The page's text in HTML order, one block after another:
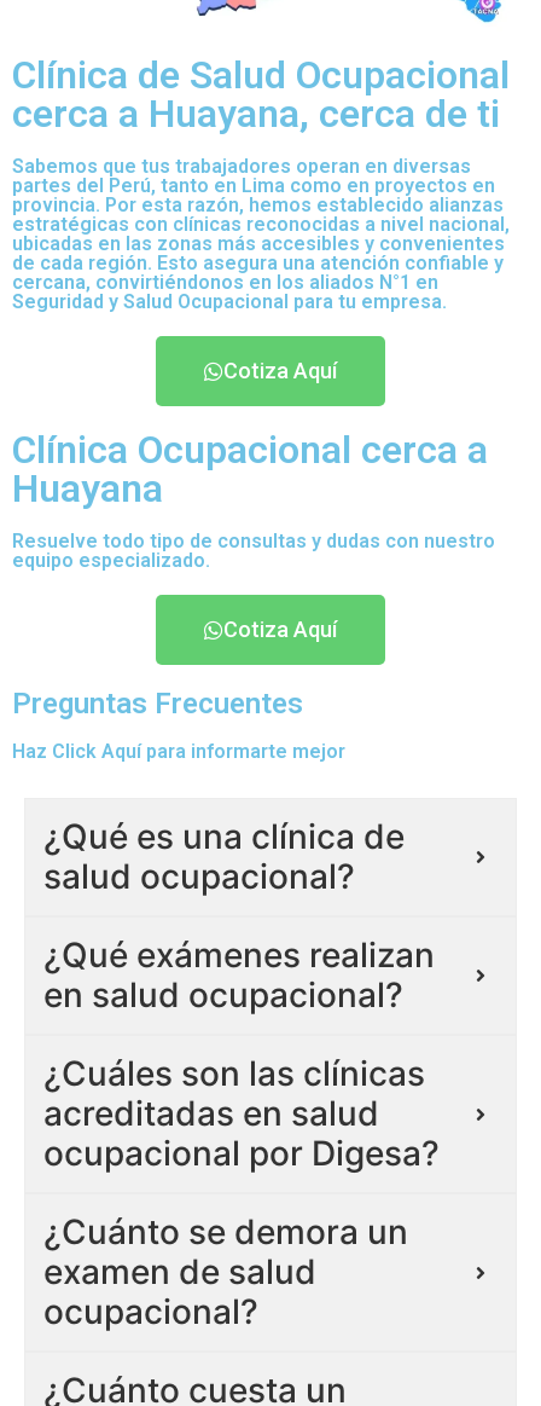
Clínica de Salud Ocupacional
cerca a Huayana, cerca de ti
Sabemos que tus trabajadores operan en diversas
partes del Perú, tanto en Lima como en proyectos en
provincia. Por esta razón, hemos establecido alianzas
estratégicas con clínicas reconocidas a nivel nacional,
ubicadas en las zonas más accesibles y convenientes
de cada región. Esto asegura una atención confiable y
cercana, convirtiéndonos en los aliados N°1 en
Seguridad y Salud Ocupacional para tu empresa.
Cotiza Aquí
Clínica Ocupacional cerca a
Huayana
Resuelve todo tipo de consultas y dudas con nuestro
equipo especializado.
Cotiza Aquí
Preguntas Frecuentes
Haz Click Aquí para informarte mejor
¿Qué es una clínica de
salud ocupacional?
¿Qué exámenes realizan
en salud ocupacional?
¿Cuáles son las clínicas
acreditadas en salud
ocupacional por Digesa?
¿Cuánto se demora un
examen de salud
ocupacional?
¿Cuánto cuesta un